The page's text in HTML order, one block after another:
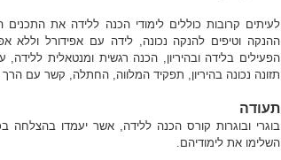
לעיתים קרובות כוללים לימודי הכנה ללידה את התכנים
ההנקה וטיפים להנקה נכונה, לידה עם אפידורל וללא
הפעילים בלידה ובהיריון, הכנה רגשית ומנטאלית ללידה,
תזונה נכונה בהיריון, תפקיד המלווה, החתלה, קשר עם הרך
תעודה
בוגרי ובוגרות קורס הכנה ללידה, אשר יעמדו בהצלחה
השלימו את לימודיהם.